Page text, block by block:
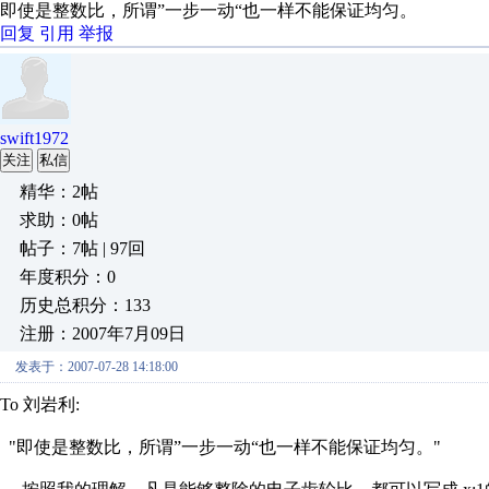
即使是整数比，所谓”一步一动“也一样不能保证均匀。
回复 引用 举报
swift1972
关注 私信
精华：2帖
求助：0帖
帖子：7帖 | 97回
年度积分：0
历史总积分：133
注册：2007年7月09日
发表于：2007-07-28 14:18:00
To 刘岩利:
"即使是整数比，所谓”一步一动“也一样不能保证均匀。"